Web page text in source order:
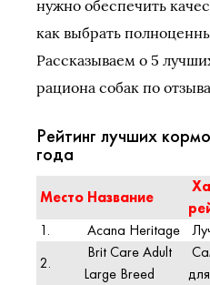
нужно обеспечить
как выбрать
Рассказываем о 5
рациона собак по
Рейтинг лучших
года
Место Название
1.
Acana Heritage
2.
Brit Care Adult
Large Breed